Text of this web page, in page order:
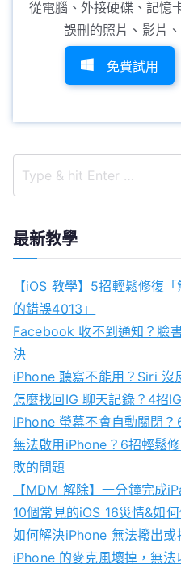
從電腦、外接硬碟、記憶
誤刪的照片、影片
免費試用
最新教學
【iOS 教學】5招輕鬆修復
的錯誤4013」
Facebook 收不到通知？臉
決
iPhone 聽寫不能用？Siri 沒
怎麼找回IG 聊天記錄？4招
iPhone 螢幕不會自動關閉？
無法啟用iPhone？6招輕鬆
敗的問題
【MDM 解除】一分鐘完成
10個常見的iOS 16災情&如
如何解決iPhone 無法撥出或
iPhone 的麥克風壞掉，無法